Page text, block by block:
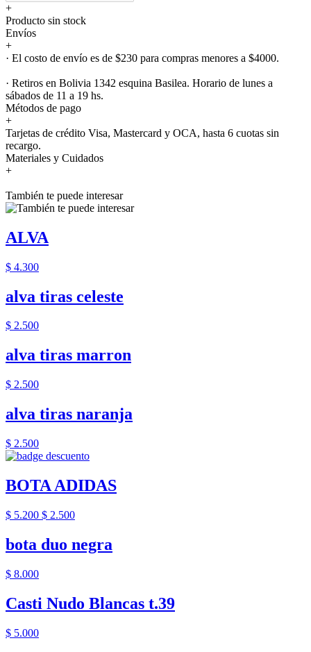
+
Producto sin stock
Envíos
+
· El costo de envío es de $230 para compras menores a $4000.
· Retiros en Bolivia 1342 esquina Basilea. Horario de lunes a
sábados de 11 a 19 hs.
Métodos de pago
+
Tarjetas de crédito Visa, Mastercard y OCA, hasta 6 cuotas sin
recargo.
Materiales y Cuidados
+
También te puede interesar
ALVA
$ 4.300
alva tiras celeste
$ 2.500
alva tiras marron
$ 2.500
alva tiras naranja
$ 2.500
BOTA ADIDAS
$ 5.200 $ 2.500
bota duo negra
$ 8.000
Casti Nudo Blancas t.39
$ 5.000